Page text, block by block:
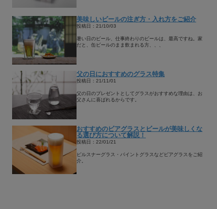
美味しいビールの注ぎ方・入れ方をご紹介
投稿日：21/10/03
暑い日のビール、仕事終わりのビールは、最高ですね。家
だと、缶ビールのまま飲まれる方、、、
父の日におすすめのグラス特集
投稿日：21/11/01
父の日のプレゼントとしてグラスがおすすめな理由は、お
父さんに喜ばれるからです。
おすすめのビアグラスとビールが美味しくな
る選び方について解説！
投稿日：22/01/21
ピルスナーグラス・パイントグラスなどビアグラスをご紹
介。